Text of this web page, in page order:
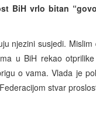
BiH vrlo bitan
njezini susjedi.
u BiH rekao
o vama. Vlada je
stvar